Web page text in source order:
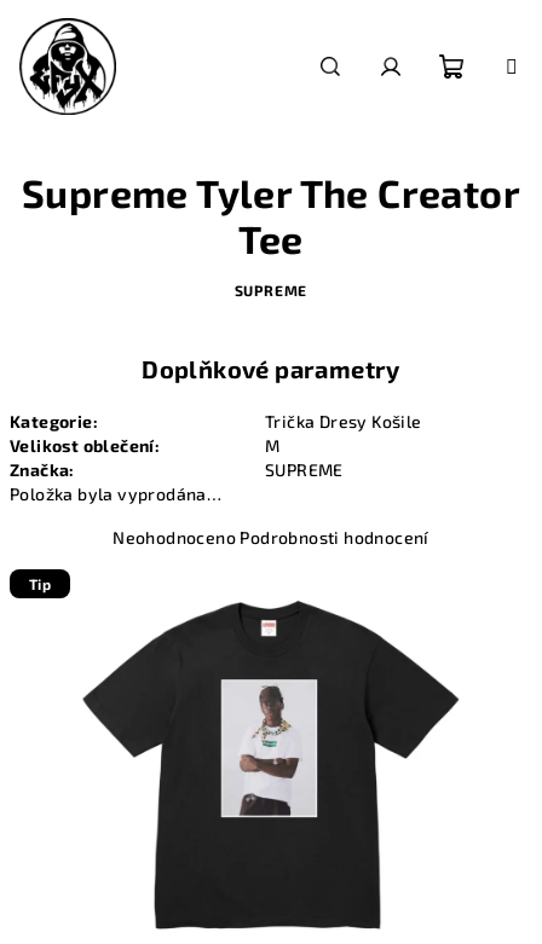
obsah
Supreme Tyler The Creator
Tee
SUPREME
Doplňkové parametry
Kategorie:
Trička Dresy Košile
Velikost oblečení:
M
Značka:
SUPREME
Položka byla vyprodána…
Průměrné
5
Neohodnoceno Podrobnosti hodnocení
Tip